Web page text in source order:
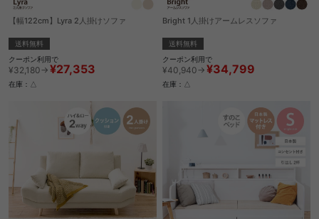
【幅122cm】Lyra 2人掛けソファ
送料無料
クーポン利用で
¥32,180→ ¥27,353
在庫：△
Bright 1人掛けアームレスソファ
送料無料
クーポン利用で
¥40,940→ ¥34,799
在庫：△